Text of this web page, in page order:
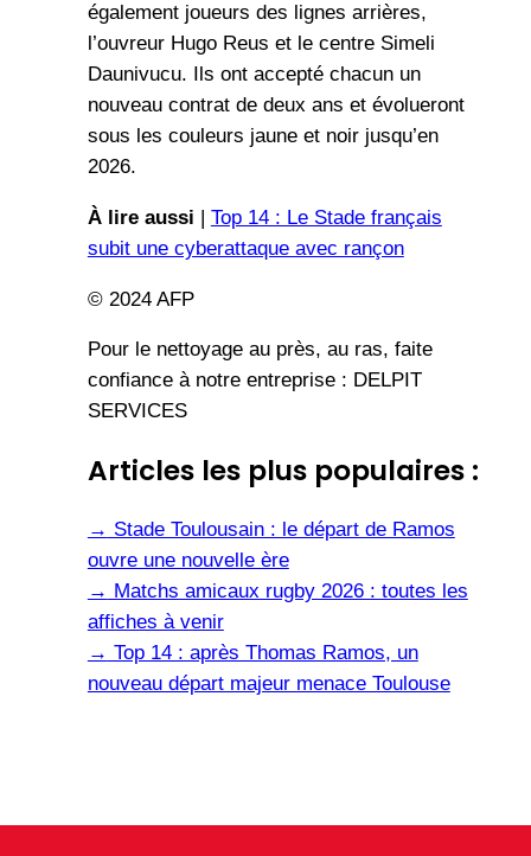
également joueurs des lignes arrières,
l’ouvreur Hugo Reus et le centre Simeli
Daunivucu. Ils ont accepté chacun un
nouveau contrat de deux ans et évolueront
sous les couleurs jaune et noir jusqu’en
2026.
À lire aussi | Top 14 : Le Stade français
subit une cyberattaque avec rançon
© 2024 AFP
Pour le nettoyage au près, au ras, faite
confiance à notre entreprise : DELPIT
SERVICES
Articles les plus populaires :
→ Stade Toulousain : le départ de Ramos
ouvre une nouvelle ère
→ Matchs amicaux rugby 2026 : toutes les
affiches à venir
→ Top 14 : après Thomas Ramos, un
nouveau départ majeur menace Toulouse